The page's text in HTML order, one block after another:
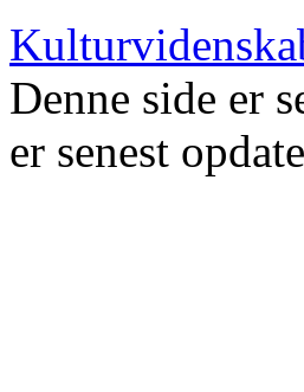
Denne side er
er senest